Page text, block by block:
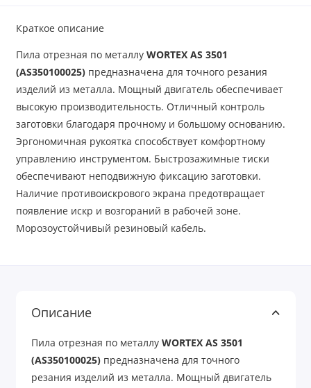
Краткое описание
Пила отрезная по металлу WORTEX AS 3501
(AS350100025)предназначена для точного резания
изделий из металла. Мощный двигатель обеспечивает
высокую производительность. Отличный контроль
заготовки благодаря прочному и большому основанию.
Эргономичная рукоятка способствует комфортному
управлению инструментом. Быстрозажимные тиски
обеспечивают неподвижную фиксацию заготовки.
Наличие противоискрового экрана предотвращает
появление искр и возгораний в рабочей зоне.
Морозоустойчивый резиновый кабель.
Описание
Пила отрезная по металлу WORTEX AS 3501
(AS350100025) предназначена для точного
резания изделий из металла. Мощный двигатель